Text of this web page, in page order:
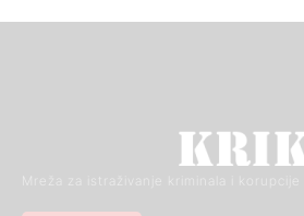
Mreža za istraživanje kriminala i korupcije